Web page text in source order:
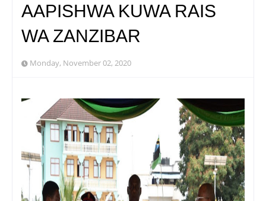
AAPISHWA KUWA RAIS
WA ZANZIBAR
Monday, November 02, 2020